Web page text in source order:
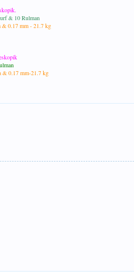
& 10 Rulman
0.17 mm - 21.7 kg
& 0.17 mm-21.7 kg